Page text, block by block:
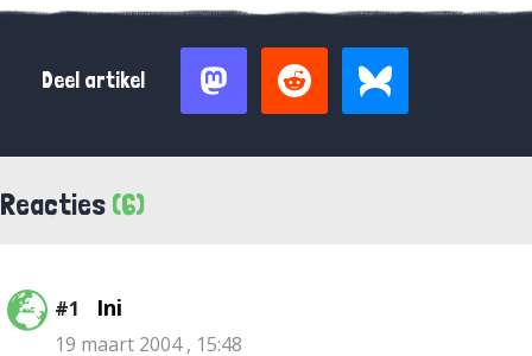
Deel artikel
Reacties (6)
#1 Ini
19 maart 2004 , 15:48